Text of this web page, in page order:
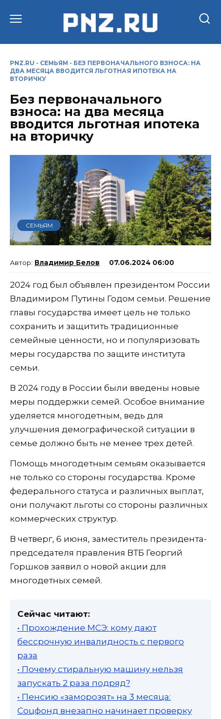
PNZ.RU - СЕМЬЯМ - БЕЗ ПЕРВОНАЧАЛЬНОГО ВЗНОСА: НА
ДВА МЕСЯЦА ВВОДИТСЯ ЛЬГОТНАЯ ИПОТЕКА НА
ВТОРИЧКУ
Без первоначального
взноса: на два месяца
вводится льготная ипотека
на вторичку
СЕМЬЯМ
Владимир Белов 07.06.2024 06:00
2024 год был объявлен президентом России
Владимиром Путины Годом семьи. Решение
главы государства имеет цель не только
сохранить и защитить традиционные
семейные ценности, но и популяризовать
меры государства по защите института
семьи.
В 2024 году в России были введены новые
меры поддержки семей. Особое внимание
уделяется многодетным, ведь для
улучшения демографической ситуации в
семье должно быть не менее трех детей.
Помощь многодетным семьям оказывается
не только со стороны государства. Кроме
федерального статуса и различных выплат,
они получают льготы со стороны различных
коммерческих структур.
В четверг, 6 июня, заместитель президента-
председателя правления ВТБ Георгий
Горшков заявил о новой акции для
многодетных семей.
Сейчас читают:
• Прохождение МСЭ: кому дают
бессрочную инвалидность с первого
раза
• Почему стиральную машину нельзя
запускать 2 раза подряд?
• Пенсию «заморозят» на 3 месяца:
Соцфонд внезапно начинает проверку